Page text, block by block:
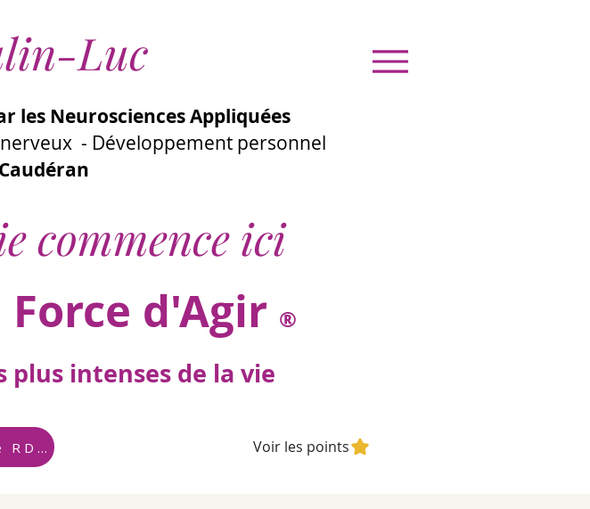
Luc
les Neurosciences Appliquées
- Développement personnel
commence ici
d'Agir ®
plus intenses de la vie
Prendre RDV Voir les points